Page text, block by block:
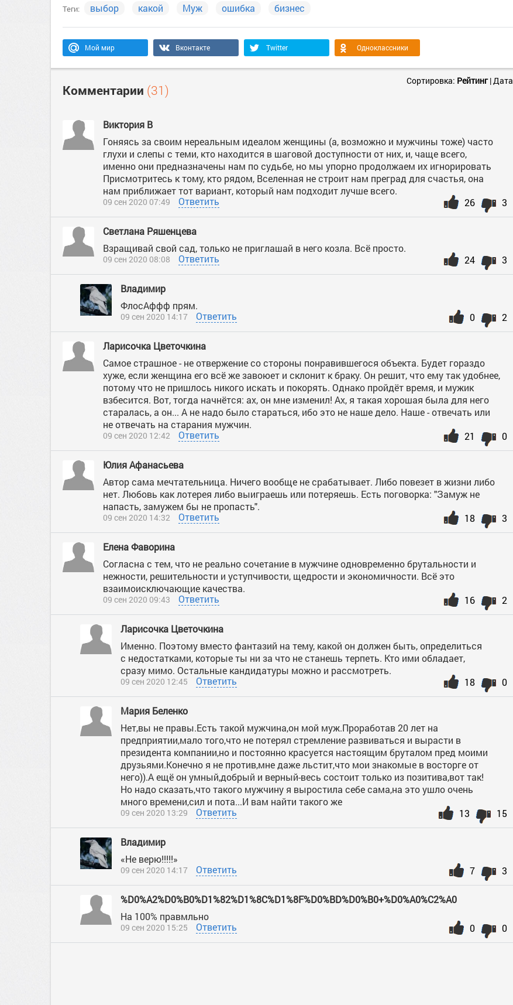
Теги: выбор какой Муж ошибка бизнес
Мой мир Вконтакте Twitter Одноклассники
Комментарии (31)
Сортировка: Рейтинг|Дата
Виктория В
Гоняясь за своим нереальным идеалом женщины (а, возможно и мужчины тоже) часто
глухи и слепы с теми, кто находится в шаговой доступности от них, и, чаще всего,
именно они предназначены нам по судьбе, но мы упорно продолжаем их игнорировать
Присмотритесь к тому, кто рядом, Вселенная не строит нам преград для счастья, она
нам приближает тот вариант, который нам подходит лучше всего.
09 сен 2020 07:49 Ответить 3
26
Светлана Ряшенцева
Взращивай свой сад, только не приглашай в него козла. Всё просто.
09 сен 2020 08:08 Ответить 3
24
Владимир
ФлосАффф прям.
09 сен 2020 14:17 Ответить 2
0
Ларисочка Цветочкина
Самое страшное - не отвержение со стороны понравившегося объекта. Будет гораздо
хуже, если женщина его всё же завоюет и склонит к браку. Он решит, что ему так удобнее,
потому что не пришлось никого искать и покорять. Однако пройдёт время, и мужик
взбесится. Вот, тогда начнётся: ах, он мне изменил! Ах, я такая хорошая была для него
старалась, а он... А не надо было стараться, ибо это не наше дело. Наше - отвечать или
не отвечать на старания мужчин.
09 сен 2020 12:42 Ответить 0
21
Юлия Афанасьева
Автор сама мечтательница. Ничего вообще не срабатывает. Либо повезет в жизни либо
нет. Любовь как лотерея либо выиграешь или потеряешь. Есть поговорка: "Замуж не
напасть, замужем бы не пропасть".
09 сен 2020 14:32 Ответить 3
18
Елена Фаворина
Согласна с тем, что не реально сочетание в мужчине одновременно брутальности и
нежности, решительности и уступчивости, щедрости и экономичности. Всё это
взаимоисключающие качества.
09 сен 2020 09:43 Ответить 2
16
Ларисочка Цветочкина
Именно. Поэтому вместо фантазий на тему, какой он должен быть, определиться
с недостатками, которые ты ни за что не станешь терпеть. Кто ими обладает,
сразу мимо. Остальные кандидатуры можно и рассмотреть.
09 сен 2020 12:45 Ответить 0
18
Мария Беленко
Нет,вы не правы.Есть такой мужчина,он мой муж.Проработав 20 лет на
предприятии,мало того,что не потерял стремление развиваться и вырасти в
президента компании,но и постоянно красуется настоящим бруталом пред моими
друзьями.Конечно я не против,мне даже льстит,что мои знакомые в восторге от
него)).А ещё он умный,добрый и верный-весь состоит только из позитива,вот так!
Но надо сказать,что такого мужчину я выростила себе сама,на это ушло очень
много времени,сил и пота...И вам найти такого же
09 сен 2020 13:29 Ответить 15
13
Владимир
«Не верю!!!!!»
09 сен 2020 14:17 Ответить 3
7
%D0%A2%D0%B0%D1%82%D1%8C%D1%8F%D0%BD%D0%B0+%D0%A0%C2%A0
На 100% правмльно
09 сен 2020 15:25 Ответить 0
0